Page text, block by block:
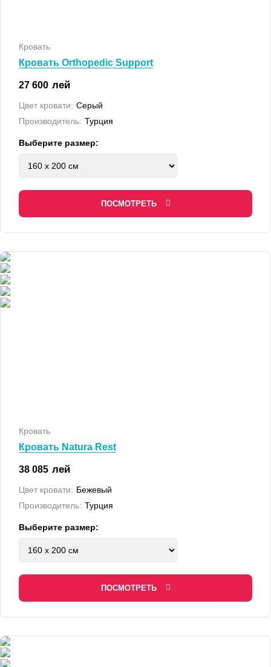
Кровать
Кровать Orthopedic Support
27 600 лей
Цвет кровати: Серый
Производитель: Турция
Выберите размер:
ПОСМОТРЕТЬ
Кровать
Кровать Natura Rest
38 085 лей
Цвет кровати: Бежевый
Производитель: Турция
Выберите размер:
ПОСМОТРЕТЬ